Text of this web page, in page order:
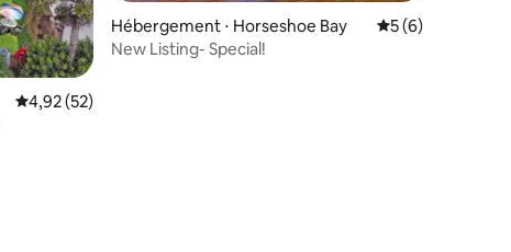
Évaluation moyenne sur la base de 52 commentaires : 4,92 sur 5
4,92 (52)
Hébergement ⋅ Horseshoe Bay Évaluation
5 (6)
New Listing- Special!